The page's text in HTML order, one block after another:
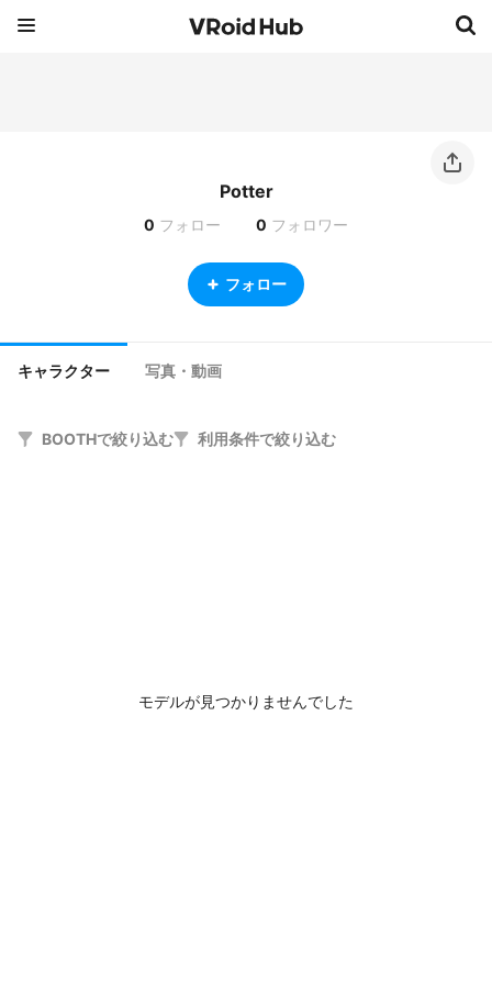
Potter
0 フォロー 0 フォロワー
フォロー
キャラクター 写真・動画
BOOTHで絞り込む 利用条件で絞り込む
モデルが見つかりませんでした